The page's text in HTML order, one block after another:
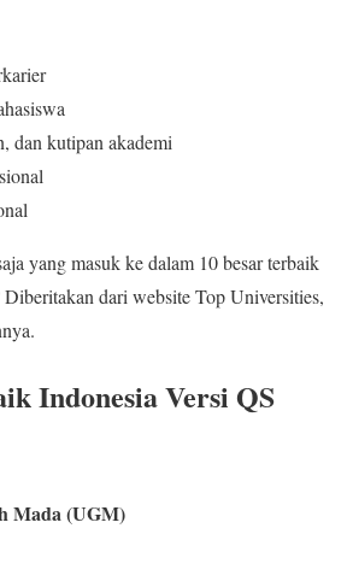
dan kutipan akademi
yang masuk ke dalam 10 besar terbaik
dari website Top Universities,
Indonesia Versi QS
Mada (UGM)